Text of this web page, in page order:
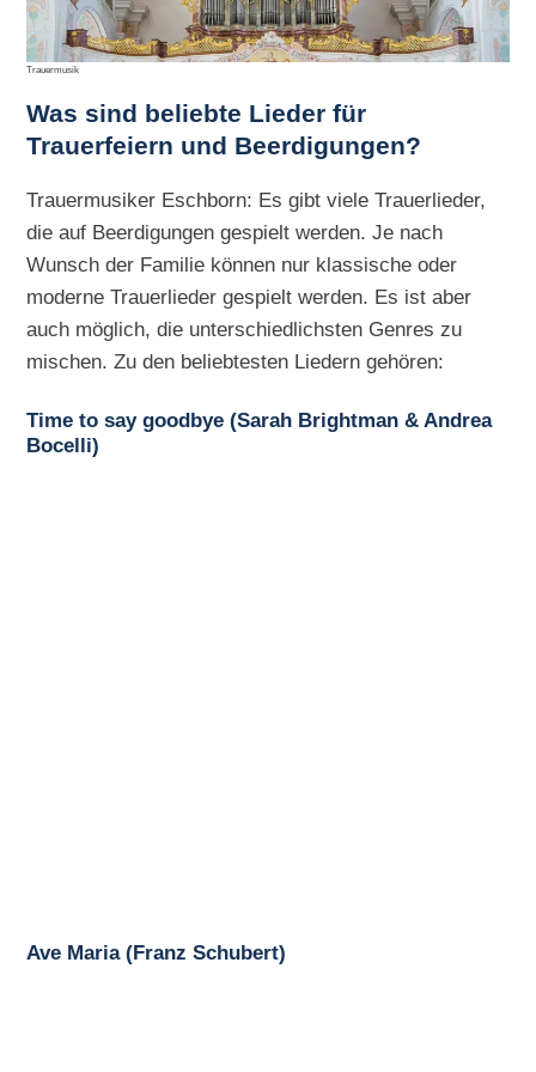
Trauermusik
Was sind beliebte Lieder für
Trauerfeiern und Beerdigungen?
Trauermusiker Eschborn: Es gibt viele Trauerlieder,
die auf Beerdigungen gespielt werden. Je nach
Wunsch der Familie können nur klassische oder
moderne Trauerlieder gespielt werden. Es ist aber
auch möglich, die unterschiedlichsten Genres zu
mischen. Zu den beliebtesten Liedern gehören:
Time to say goodbye (Sarah Brightman & Andrea
Bocelli)
Ave Maria (Franz Schubert)